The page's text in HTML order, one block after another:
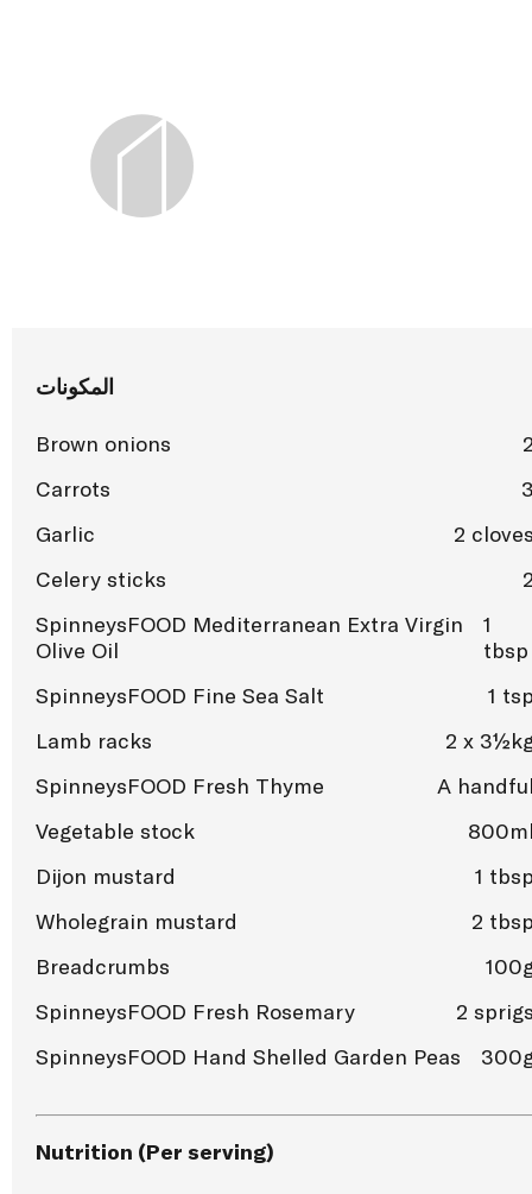
المكونات
Brown onions
Carrots
Garlic
2
Celery sticks
SpinneysFOOD Mediterranean Extra Virgin
Olive Oil
1
tbsp
SpinneysFOOD Fine Sea Salt
1
Lamb racks
2 x
SpinneysFOOD Fresh Thyme
A
Vegetable stock
Dijon mustard
1
Wholegrain mustard
2
Breadcrumbs
SpinneysFOOD Fresh Rosemary
2
SpinneysFOOD Hand Shelled Garden Peas
Nutrition (Per serving)